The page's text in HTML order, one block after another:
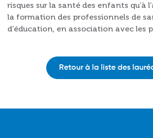
risques sur la santé des enfants qu’à
la formation des professionnels de
d’éducation, en association avec les
Retour à la liste des